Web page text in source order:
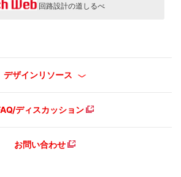
回路設計の道しるべ
デザインリソース
ディスカッション
お問い合わせ